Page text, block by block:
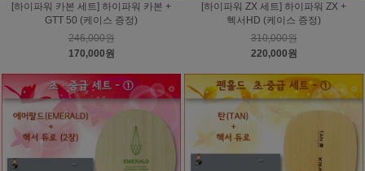
[하이파워 카본 세트] 하이파워 카본 +
GTT 50 (케이스 증정)
246,000원
170,000원
[하이파워 ZX 세트] 하이파워 ZX +
헥서HD (케이스 증정)
310,000원
220,000원